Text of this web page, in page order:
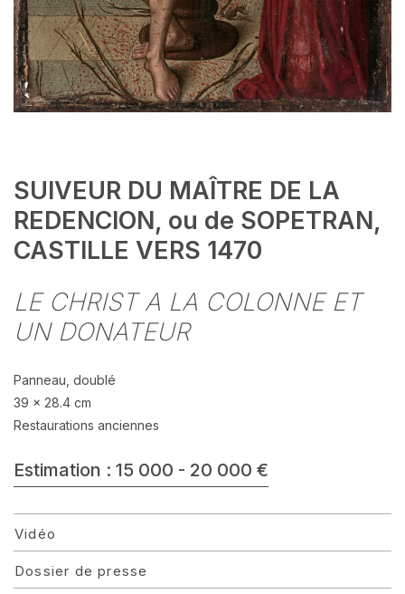
SUIVEUR DU MAÎTRE DE LA
REDENCION, ou de SOPETRAN,
CASTILLE VERS 1470
LE CHRIST A LA COLONNE ET
UN DONATEUR
Panneau, doublé
39 x 28.4 cm
Restaurations anciennes
Estimation : 15 000 - 20 000 €
Vidéo
Dossier de presse